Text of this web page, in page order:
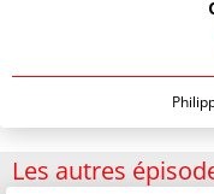
Les autres